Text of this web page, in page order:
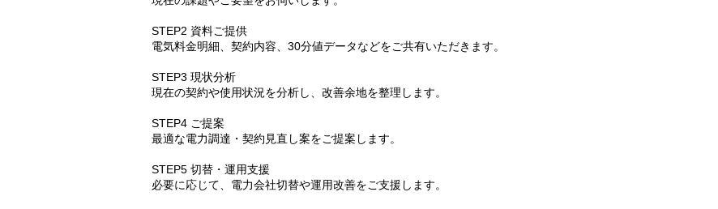
STEP2 資料ご提供
電気料金明細、契約内容、30分値データなどをご共有いただきます。
STEP3 現状分析
現在の契約や使用状況を分析し、改善余地を整理します。
STEP4 ご提案
最適な電力調達・契約見直し案をご提案します。
STEP5 切替・運用支援
必要に応じて、電力会社切替や運用改善をご支援します。